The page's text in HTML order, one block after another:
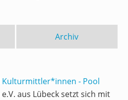
Archiv
Kulturmittler*innen - Pool
aus Lübeck setzt sich mit